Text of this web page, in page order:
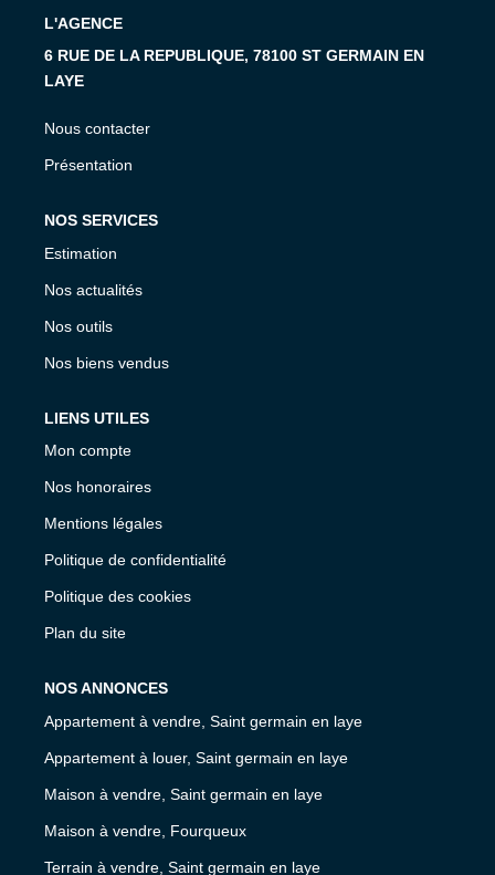
L'AGENCE
6 RUE DE LA REPUBLIQUE, 78100 ST GERMAIN EN
LAYE
Nous contacter
Présentation
NOS SERVICES
Estimation
Nos actualités
Nos outils
Nos biens vendus
LIENS UTILES
Mon compte
Nos honoraires
Mentions légales
Politique de confidentialité
Politique des cookies
Plan du site
NOS ANNONCES
Appartement à vendre, Saint germain en laye
Appartement à louer, Saint germain en laye
Maison à vendre, Saint germain en laye
Maison à vendre, Fourqueux
Terrain à vendre, Saint germain en laye